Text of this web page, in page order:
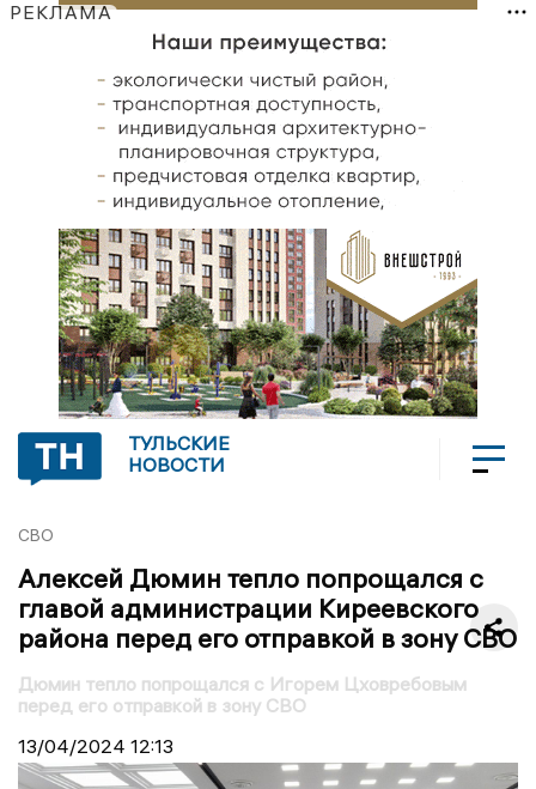
РЕКЛАМА
ТУЛЬСКИЕ
НОВОСТИ
СВО
Алексей Дюмин тепло попрощался с
главой администрации Киреевского
района перед его отправкой в зону СВО
Дюмин тепло попрощался с Игорем Цховребовым
перед его отправкой в зону СВО
13/04/2024 12:13